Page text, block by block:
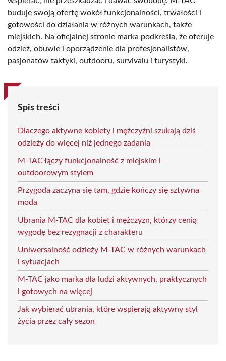
buduje swoją ofertę wokół funkcjonalności, trwałości i
gotowości do działania w różnych warunkach, także
miejskich. Na oficjalnej stronie marka podkreśla, że oferuje
odzież, obuwie i oporządzenie dla profesjonalistów,
pasjonatów taktyki, outdooru, survivalu i turystyki.
Spis treści
Dlaczego aktywne kobiety i mężczyźni szukają dziś
odzieży do więcej niż jednego zadania
M-TAC łączy funkcjonalność z miejskim i
outdoorowym stylem
Przygoda zaczyna się tam, gdzie kończy się sztywna
moda
Ubrania M-TAC dla kobiet i mężczyzn, którzy cenią
wygodę bez rezygnacji z charakteru
Uniwersalność odzieży M-TAC w różnych warunkach
i sytuacjach
M-TAC jako marka dla ludzi aktywnych, praktycznych
i gotowych na więcej
Jak wybierać ubrania, które wspierają aktywny styl
życia przez cały sezon